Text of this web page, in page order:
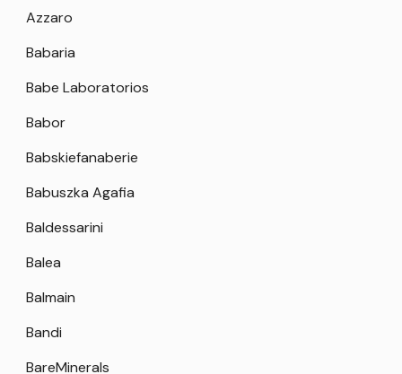
Azzaro
Babaria
Babe Laboratorios
Babor
Babskiefanaberie
Babuszka Agafia
Baldessarini
Balea
Balmain
Bandi
BareMinerals